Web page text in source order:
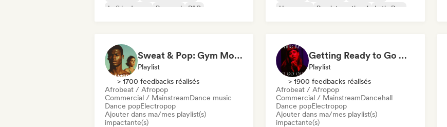
Lofi bedroom
Pop soul
R&B
Hyperpop
Pop international Latin Pop
Sweat & Pop: Gym Mode 💦
Playlist
> 1700 feedbacks réalisés
Afrobeat / Afropop
Commercial / MainstreamDance music
Dance popElectropop
Ajouter dans ma/mes playlist(s)
impactante(s)
Getting Ready to Go Out 🍒💋
Playlist
> 1900 feedbacks réalisés
Afrobeat / Afropop
Commercial / MainstreamDancehall
Dance popElectropop
Ajouter dans ma/mes playlist(s)
impactante(s)